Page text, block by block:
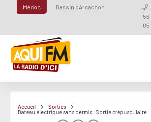
Médoc Bassin d'Arcachon
56
05
Accueil
Sorties
Bateau électrique sans permis : Sortie crépusculaire